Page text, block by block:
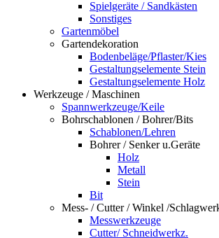
Spielgeräte / Sandkästen
Sonstiges
Gartenmöbel
Gartendekoration
Bodenbeläge/Pflaster/Kies
Gestaltungselemente Stein
Gestaltungselemente Holz
Werkzeuge / Maschinen
Spannwerkzeuge/Keile
Bohrschablonen / Bohrer/Bits
Schablonen/Lehren
Bohrer / Senker u.Geräte
Holz
Metall
Stein
Bit
Mess- / Cutter / Winkel /
Messwerkzeuge
Cutter/ Schneidwerkz.